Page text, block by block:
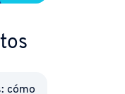
cómo